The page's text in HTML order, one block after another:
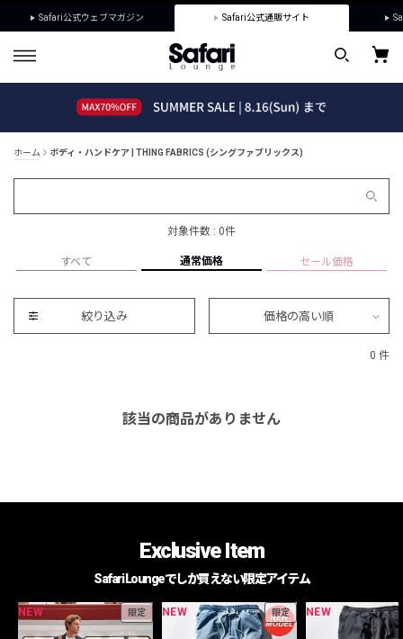
Safari公式ウェブマガジン Safari公式通販サイト
ホーム ボディ・ハンドケア | THING FABRICS (シングファブリックス)
対象件数 : 0件
すべて 通常価格 セール価格
絞り込み 価格の高い順
0 件
該当の商品がありません
Exclusive Item
Safari Loungeでしか買えない限定アイテム
NEW 限定 NEW 限定 NEW